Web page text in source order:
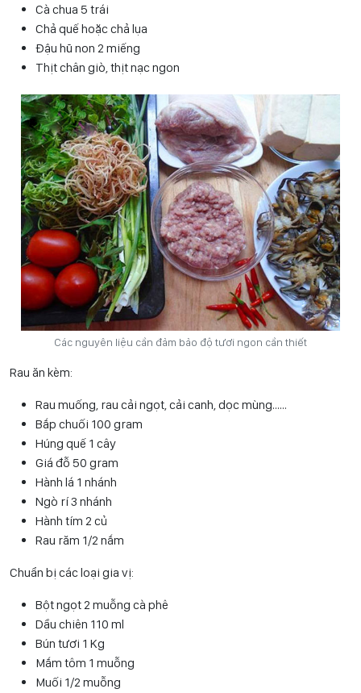
Cà chua 5 trái
Chả quế hoặc chả lụa
Đậu hũ non 2 miếng
Thịt chân giò, thịt nạc ngon
Các nguyên liệu cần đảm bảo độ tươi ngon cần thiết
Rau ăn kèm:
Rau muống, rau cải ngọt, cải canh, dọc mùng……
Bắp chuối 100 gram
Húng quế 1 cây
Giá đỗ 50 gram
Hành lá 1 nhánh
Ngò rí 3 nhánh
Hành tím 2 củ
Rau răm 1/2 nắm
Chuẩn bị các loại gia vị:
Bột ngọt 2 muỗng cà phê
Dầu chiên 110 ml
Bún tươi 1 Kg
Mắm tôm 1 muỗng
Muối 1/2 muỗng